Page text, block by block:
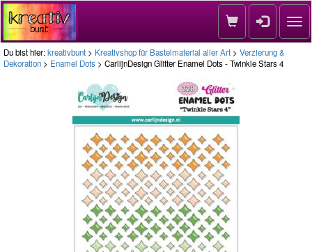
Du bist hier:kreativbunt > Kreativshop für Bastelmaterial aller Art > Verzierung &
Dekoration > Enamel Dots > CarlijnDesign Glitter Enamel Dots - Twinkle Stars 4